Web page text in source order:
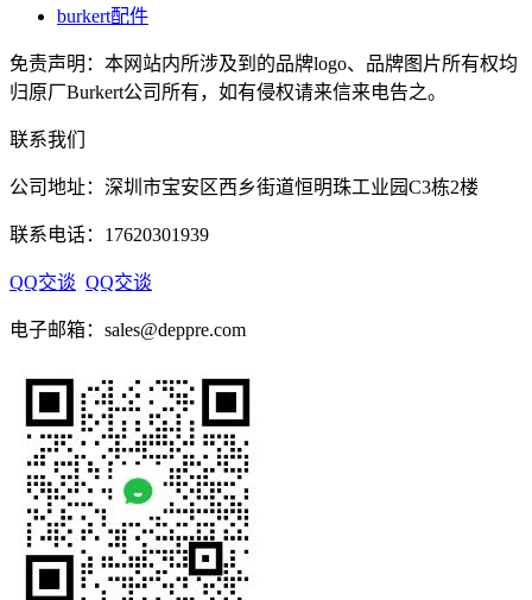
burkert配件
免责声明：本网站内所涉及到的品牌logo、品牌图片所有权均
归原厂Burkert公司所有，如有侵权请来信来电告之。
联系我们
公司地址：深圳市宝安区西乡街道恒明珠工业园C3栋2楼
联系电话：17620301939
QQ交谈 QQ交谈
电子邮箱：sales@deppre.com